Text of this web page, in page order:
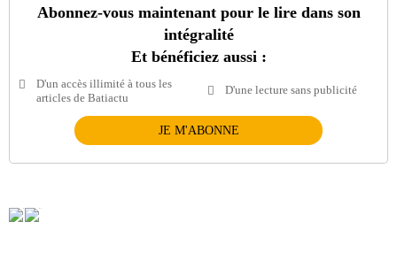
Abonnez-vous maintenant pour le lire dans son
intégralité
Et bénéficiez aussi :
D'un accès illimité à tous les
articles de Batiactu
D'une lecture sans publicité
JE M'ABONNE